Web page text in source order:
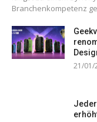
Branchenkompetenz
21/01/